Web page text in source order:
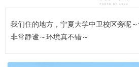
我们住的地方，宁夏大学中卫校区旁呢
非常静谧～环境真不错～